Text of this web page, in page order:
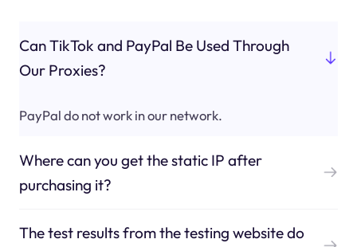
Can TikTok and PayPal Be Used Through
Our Proxies?
PayPal do not work in our network.
Where can you get the static IP after
purchasing it?
The test results from the testing website do